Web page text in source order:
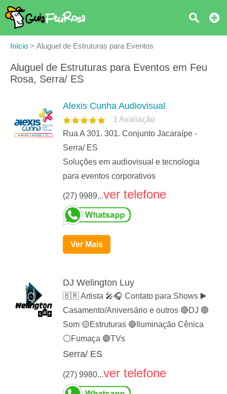
Início > Aluguel de Estruturas para Eventos
Aluguel de Estruturas para Eventos em Feu
Rosa, Serra/ ES
Alexis Cunha Audiovisual
1 Avaliação
Rua A 301. 301. Conjunto Jacaraípe -
Serra/ ES
Soluções em audiovisual e tecnologia
para eventos corporativos
(27) 9989...ver telefone
Ver Mais
DJ Welington Luy
🇧🇷 Artista 🎤🎧 Contato para Shows ▶️
Casamento/Aniversário e outros 🔴DJ 🟢
Som 🟡Estruturas 🔵Iluminação Cênica
⚪️Fumaça 🟣TVs
Serra/ ES
(27) 9980...ver telefone